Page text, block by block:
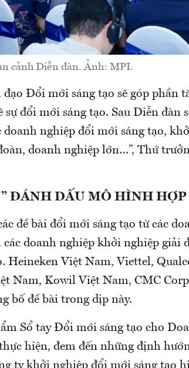
cảnh Diễn đàn. Ảnh: MPI.
Đổi mới sáng tạo sẽ góp phần
đổi mới sáng tạo. Sau Diễn đàn
doanh nghiệp đổi mới sáng tạo,
doanh nghiệp lớn…”, Thứ
ĐÁNH DẤU MÔ HÌNH
đề bài đổi mới sáng tạo từ các
các doanh nghiệp khởi nghiệp giải
Heineken Việt Nam, Viettel,
Nam, Kowil Việt Nam, CMC
bố đề bài trong dịp này.
Sổ tay Đổi mới sáng tạo cho
hiện, đem đến những định
ty khởi nghiệp đổi mới sáng tạo